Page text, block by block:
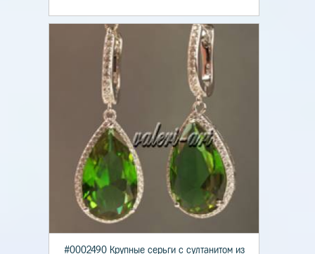
#0002490 Крупные серьги с султанитом из